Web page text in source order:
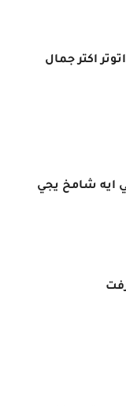
اكتر جمال
ايه شامخ يجي